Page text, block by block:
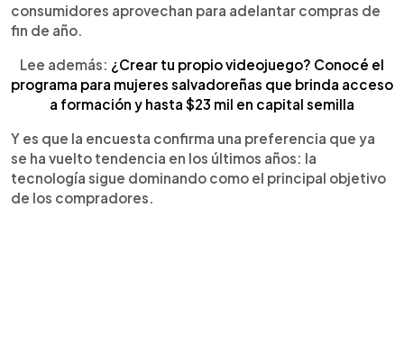
consumidores aprovechan para adelantar compras de
fin de año.
Lee además: ¿Crear tu propio videojuego? Conocé el
programa para mujeres salvadoreñas que brinda acceso
a formación y hasta $23 mil en capital semilla
Y es que la encuesta confirma una preferencia que ya
se ha vuelto tendencia en los últimos años: la
tecnología sigue dominando como el principal objetivo
de los compradores.